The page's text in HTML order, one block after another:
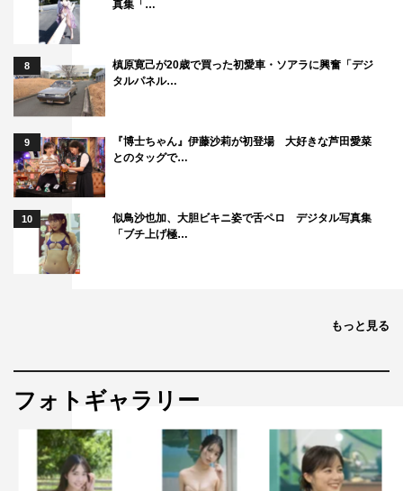
真集「…
8
槙原寛己が20歳で買った初愛車・ソアラに興奮「デジ
タルパネル…
9
『博士ちゃん』伊藤沙莉が初登場 大好きな芦田愛菜
とのタッグで…
10
似鳥沙也加、大胆ビキニ姿で舌ペロ デジタル写真集
「ブチ上げ極…
もっと見る
フォトギャラリー